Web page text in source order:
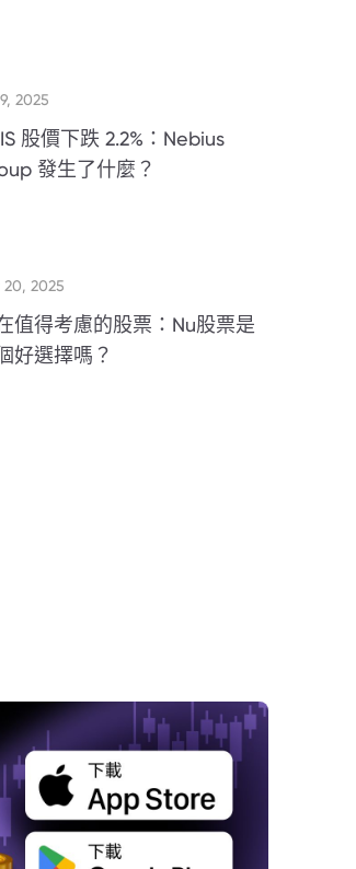
2025
股價下跌 2.2%：Nebius
發生了什麼？
2025
值得考慮的股票：Nu股票是
好選擇嗎？
與參與度下降